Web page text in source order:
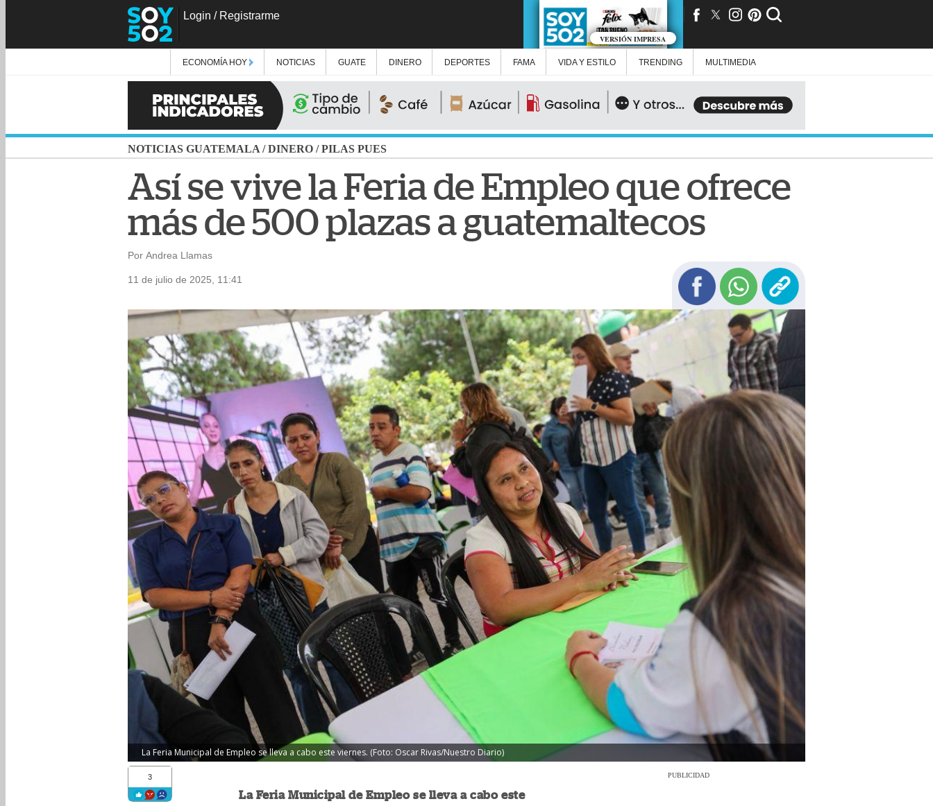
Login / Registrarme
VERSIÓN IMPRESA
ECONOMÍA HOY NOTICIAS GUATE DINERO DEPORTES FAMA VIDA Y ESTILO TRENDING MULTIMEDIA
NOTICIAS GUATEMALA /DINERO /PILAS PUES
Así se vive la Feria de Empleo que ofrece
más de 500 plazas a guatemaltecos
Por Andrea Llamas
11 de julio de 2025, 11:41
La Feria Municipal de Empleo se lleva a cabo este viernes. (Foto: Oscar Rivas/Nuestro Diario)
3
La Feria Municipal de Empleo se lleva a cabo este
PUBLICIDAD